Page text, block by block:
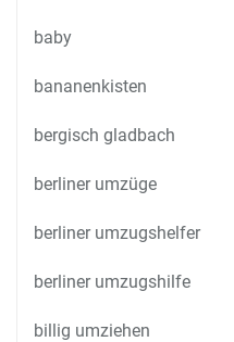
baby
bananenkisten
bergisch gladbach
berliner umzüge
berliner umzugshelfer
berliner umzugshilfe
billig umziehen